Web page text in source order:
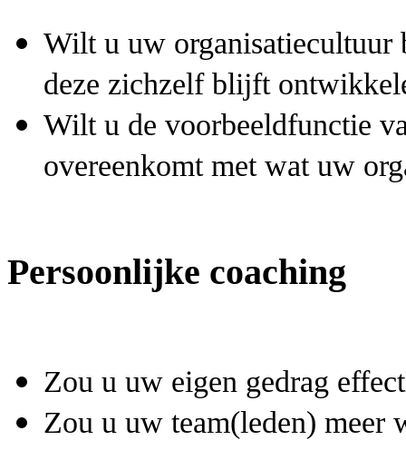
Wilt u uw organisatiecultuur
deze zichzelf blijft
Wilt u de voorbeeldfunctie
overeenkomt met wat uw
Persoonlijke coaching
Zou u uw eigen gedrag
Zou u uw team(leden) meer